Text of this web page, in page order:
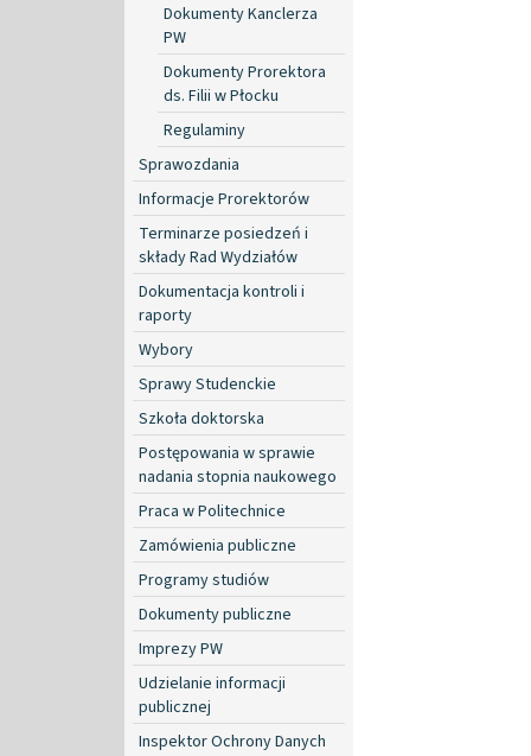
Dokumenty Kanclerza
PW
Dokumenty Prorektora
ds. Filii w Płocku
Regulaminy
Sprawozdania
Informacje Prorektorów
Terminarze posiedzeń i
składy Rad Wydziałów
Dokumentacja kontroli i
raporty
Wybory
Sprawy Studenckie
Szkoła doktorska
Postępowania w sprawie
nadania stopnia naukowego
Praca w Politechnice
Zamówienia publiczne
Programy studiów
Dokumenty publiczne
Imprezy PW
Udzielanie informacji
publicznej
Inspektor Ochrony Danych